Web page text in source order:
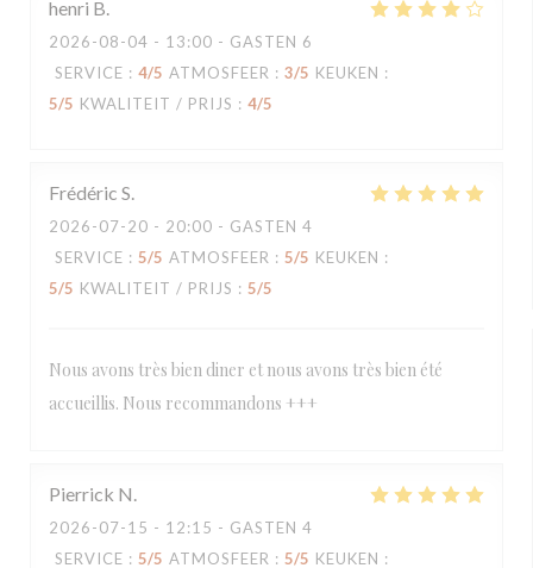
henri B
2026-08-04 - 13:00 - GASTEN 6
SERVICE : 4/5 ATMOSFEER : 3/5 KEUKEN :
5/5 KWALITEIT / PRIJS : 4/5
Frédéric S
2026-07-20 - 20:00 - GASTEN 4
SERVICE : 5/5 ATMOSFEER : 5/5 KEUKEN :
5/5 KWALITEIT / PRIJS : 5/5
Nous avons très bien diner et nous avons très bien été
accueillis. Nous recommandons +++
Pierrick N
2026-07-15 - 12:15 - GASTEN 4
SERVICE : 5/5 ATMOSFEER : 5/5 KEUKEN :